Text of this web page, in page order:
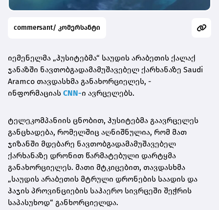
commersant/ კომერსანტი
იემენელმა „ჰუსიტებმა“ საუდის არაბეთის ქალაქ
ჯანაზში ნავთობგადამამუშავებელ ქარხანაზე Saudi
Aramco თავდასხმა განახორციელეს, -
ინფორმაციას CNN-ი ავრცელებს.
ტელეკომპანიის ცნობით, ჰუსიტებმა გაავრცელეს
განცხადება, რომელშიც აღნიშნულია, რომ მათ
ჯიზანში მდებარე ნავთობგადამამუშავებელ
ქარხანაზე დრონით წარმატებული დარტყმა
განახორციელეს. მათი მტკიცებით, თავდასხმა
„საუდის არაბეთის მტრული დრონების საადის და
ჰაჯის პროვინციების საჰაერო სივრცეში შეჭრის
საპასუხოდ“ განხორციელდა.